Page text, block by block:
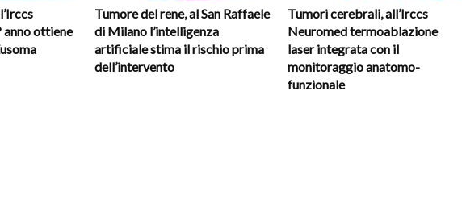
anno ottiene
Tumore del rene, al San Raffaele
di Milano l’intelligenza
artificiale stima il rischio prima
dell’intervento
Tumori cerebrali, all’Irccs
Neuromed termoablazione
laser integrata con il
monitoraggio anatomo-
funzionale